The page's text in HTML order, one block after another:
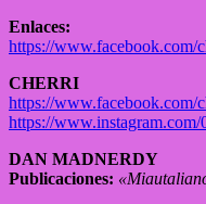
Enlaces:
https://www.facebook.com/
CHERRI
https://www.facebook.com/
https://www.instagram.com/
DAN MADNERDY
Publicaciones: